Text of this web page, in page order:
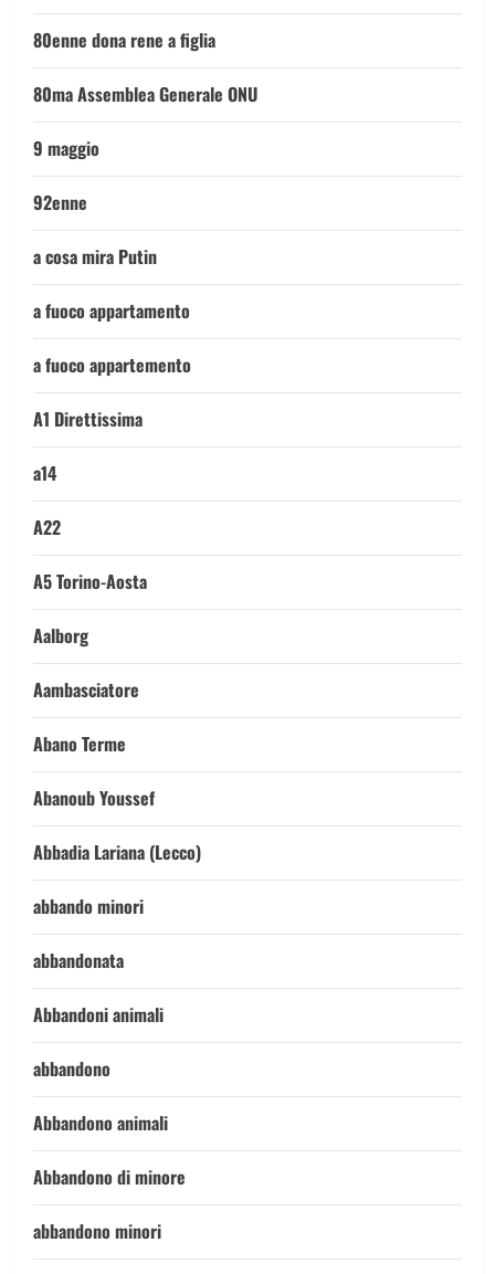
80enne dona rene a figlia
80ma Assemblea Generale ONU
9 maggio
92enne
a cosa mira Putin
a fuoco appartamento
a fuoco appartemento
A1 Direttissima
a14
A22
A5 Torino-Aosta
Aalborg
Aambasciatore
Abano Terme
Abanoub Youssef
Abbadia Lariana (Lecco)
abbando minori
abbandonata
Abbandoni animali
abbandono
Abbandono animali
Abbandono di minore
abbandono minori